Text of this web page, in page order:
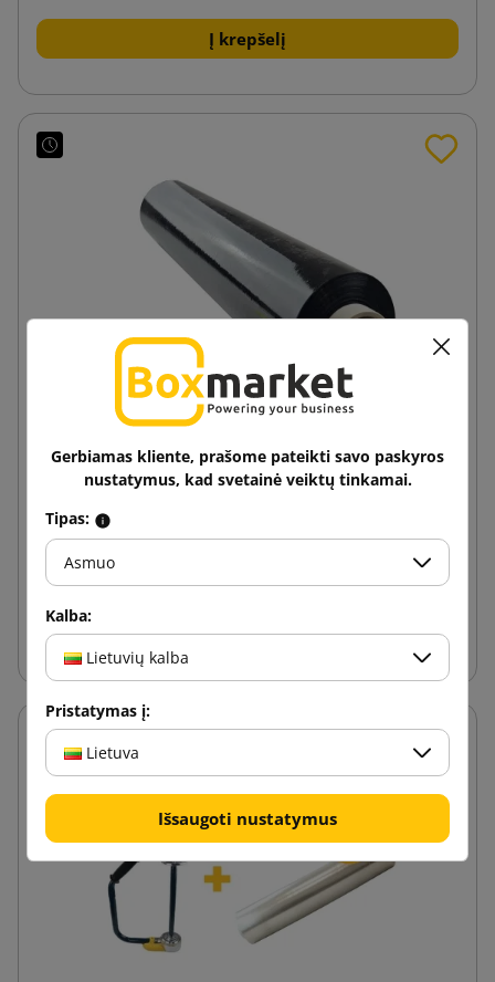
Į krepšelį
Juoda tempimo plėvelė 23mic 3kg brutto (svoris
Gerbiamas kliente, prašome pateikti savo paskyros
nustatymus, kad svetainė veiktų tinkamai.
Tipas:
Asmuo
Kalba:
Lietuvių kalba
Pristatymas į:
Lietuva
Išsaugoti nustatymus